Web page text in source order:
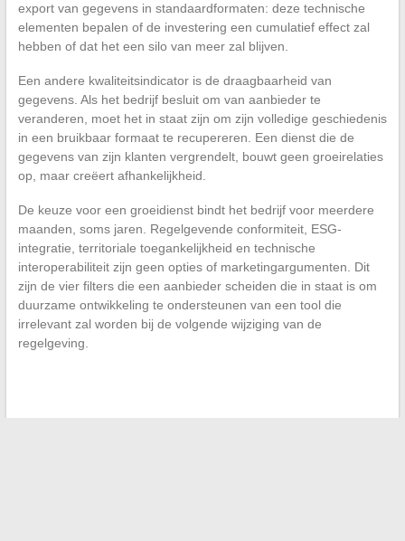
export van gegevens in standaardformaten: deze technische
elementen bepalen of de investering een cumulatief effect zal
hebben of dat het een silo van meer zal blijven.
Een andere kwaliteitsindicator is de draagbaarheid van
gegevens. Als het bedrijf besluit om van aanbieder te
veranderen, moet het in staat zijn om zijn volledige geschiedenis
in een bruikbaar formaat te recupereren. Een dienst die de
gegevens van zijn klanten vergrendelt, bouwt geen groeirelaties
op, maar creëert afhankelijkheid.
De keuze voor een groeidienst bindt het bedrijf voor meerdere
maanden, soms jaren. Regelgevende conformiteit, ESG-
integratie, territoriale toegankelijkheid en technische
interoperabiliteit zijn geen opties of marketingargumenten. Dit
zijn de vier filters die een aanbieder scheiden die in staat is om
duurzame ontwikkeling te ondersteunen van een tool die
irrelevant zal worden bij de volgende wijziging van de
regelgeving.